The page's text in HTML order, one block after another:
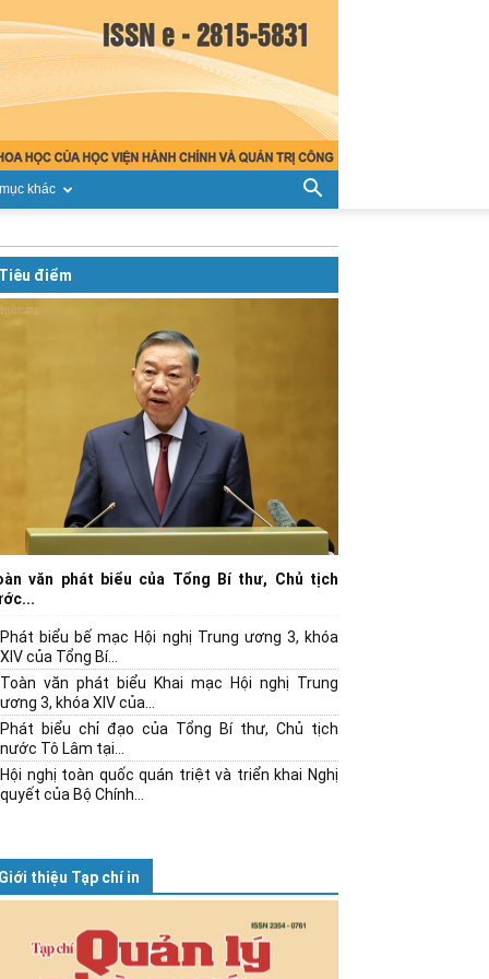
khác
Tiêu điểm
văn phát biểu của Tổng Bí thư, Chủ tịch
Phát biểu bế mạc Hội nghị Trung ương 3, khóa
XIV của Tổng Bí...
Toàn văn phát biểu Khai mạc Hội nghị Trung
ương 3, khóa XIV của...
Phát biểu chỉ đạo của Tổng Bí thư, Chủ tịch
nước Tô Lâm tại...
Hội nghị toàn quốc quán triệt và triển khai Nghị
quyết của Bộ Chính...
Giới thiệu Tạp chí in